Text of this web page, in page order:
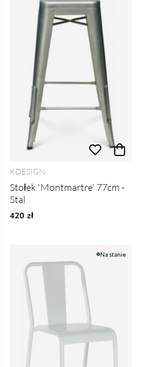
KDESIGN
Stołek 'Montmartre' 77cm -
Stal
420 zł
Na stanie